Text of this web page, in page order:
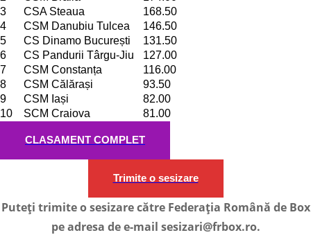
3
CSA Steaua
168.50
4
CSM Danubiu Tulcea
146.50
5
CS Dinamo București
131.50
6
CS Pandurii Târgu-Jiu
127.00
7
CSM Constanța
116.00
8
CSM Călărași
93.50
9
CSM Iași
82.00
10
SCM Craiova 81.00
CLASAMENT COMPLET
Trimite o sesizare
Puteți trimite o sesizare către Federația Română de Box
pe adresa de e-mail sesizari@frbox.ro.